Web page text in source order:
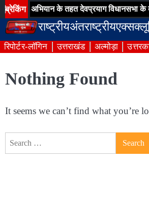
Skip
to
content
ब्रेकिंगअभियान के तहत देवप्रयाग विधानसभा के बूथ
राष्ट्रीयअंतराष्ट्रीय
रिपोर्टर-लॉगिन उत्तराखंड अल्मोड़ा
Nothing Found
It seems we can’t find what you’re